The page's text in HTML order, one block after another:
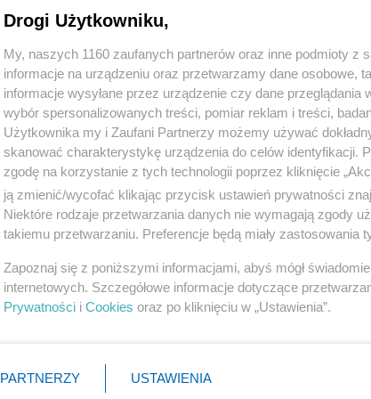
« WRÓĆ DO NOTKI
Polityka
PiS
Rząd
NATO
KO
Biznes
Pieniądze
Inwestycje
Podatki
Drogi Użytkowniku,
My, naszych 1160 zaufanych partnerów oraz inne podmioty z
informacje na urządzeniu oraz przetwarzamy dane osobowe,
informacje wysyłane przez urządzenie czy dane
wybór spersonalizowanych treści, pomiar reklam i treści,
Użytkownika my i Zaufani Partnerzy możemy używać
skanować charakterystykę urządzenia do celów identyfikacji.
zgodę na korzystanie z tych technologii poprzez kliknięcie
ją zmienić/wycofać klikając przycisk ustawień prywatności
Niektóre rodzaje przetwarzania danych nie wymagają zgody
takiemu przetwarzaniu. Preferencje będą miały zastosowania
Zapoznaj się z poniższymi informacjami, abyś mógł
internetowych. Szczegółowe informacje dotyczące
Prywatności i Cookies oraz po kliknięciu w „Ustawienia”.
PARTNERZY USTAWIENIA